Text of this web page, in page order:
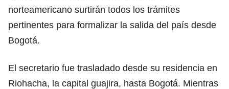
norteamericano surtirán todos los trámites
pertinentes para formalizar la salida del país desde
Bogotá.
El secretario fue trasladado desde su residencia en
Riohacha, la capital guajira, hasta Bogotá. Mientras